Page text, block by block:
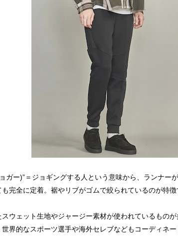
ガー)”＝ジョギングする人という意味から、ランナー
完全に定着。裾やリブがゴムで絞られているのが特
ウェット生地やジャージー素材が使われているもの
世界的なスポーツ選手や海外セレブなどもコーディネ